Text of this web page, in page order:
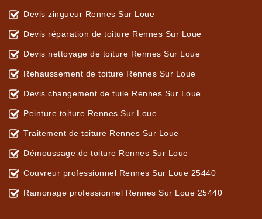
Devis zingueur Rennes Sur Loue
Devis réparation de toiture Rennes Sur Loue
Devis nettoyage de toiture Rennes Sur Loue
Rehaussement de toiture Rennes Sur Loue
Devis changement de tuile Rennes Sur Loue
Peinture toiture Rennes Sur Loue
Traitement de toiture Rennes Sur Loue
Démoussage de toiture Rennes Sur Loue
Couvreur professionnel Rennes Sur Loue 25440
Ramonage professionnel Rennes Sur Loue 25440